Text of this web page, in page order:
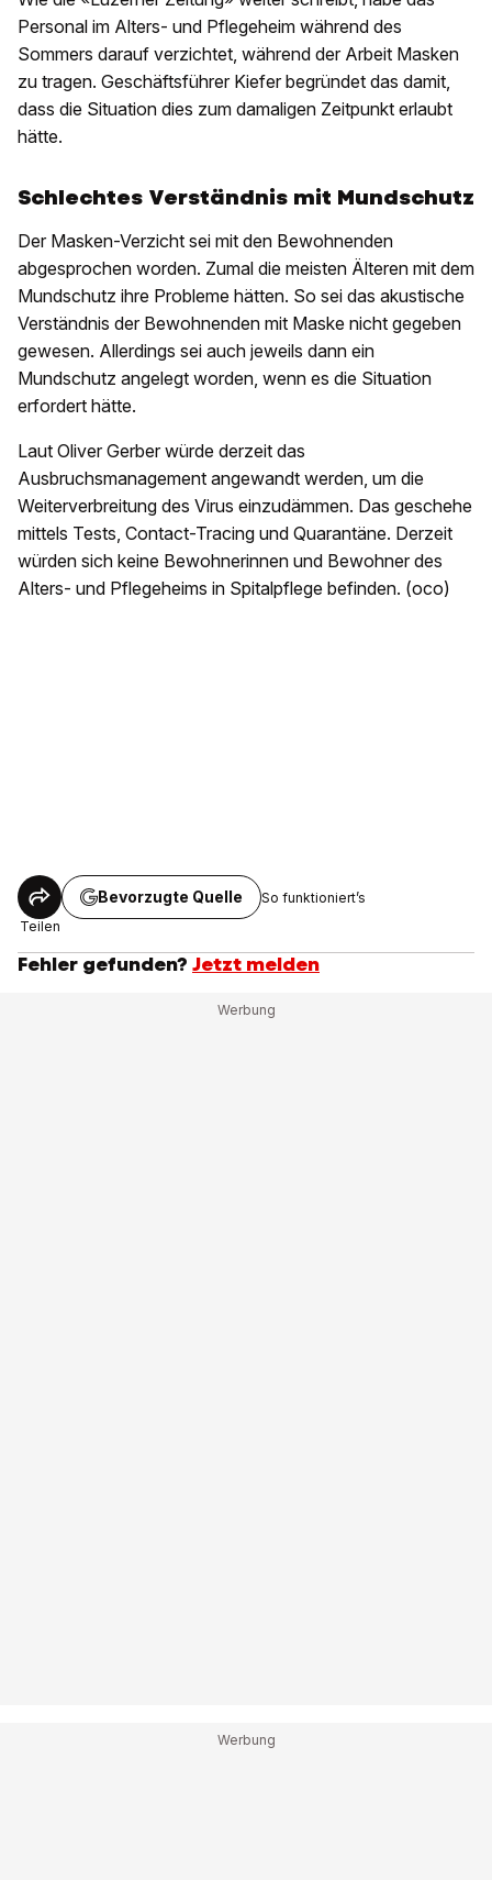
Personal im Alters- und Pflegeheim während des
Sommers darauf verzichtet, während der Arbeit Masken
zu tragen. Geschäftsführer Kiefer begründet das damit,
dass die Situation dies zum damaligen Zeitpunkt erlaubt
hätte.
Schlechtes Verständnis mit Mundschutz
Der Masken-Verzicht sei mit den Bewohnenden
abgesprochen worden. Zumal die meisten Älteren mit dem
Mundschutz ihre Probleme hätten. So sei das akustische
Verständnis der Bewohnenden mit Maske nicht gegeben
gewesen. Allerdings sei auch jeweils dann ein
Mundschutz angelegt worden, wenn es die Situation
erfordert hätte.
Laut Oliver Gerber würde derzeit das
Ausbruchsmanagement angewandt werden, um die
Weiterverbreitung des Virus einzudämmen. Das geschehe
mittels Tests, Contact-Tracing und Quarantäne. Derzeit
würden sich keine Bewohnerinnen und Bewohner des
Alters- und Pflegeheims in Spitalpflege befinden. (oco)
Teilen
Bevorzugte Quelle So funktioniert’s
Fehler gefunden? Jetzt melden